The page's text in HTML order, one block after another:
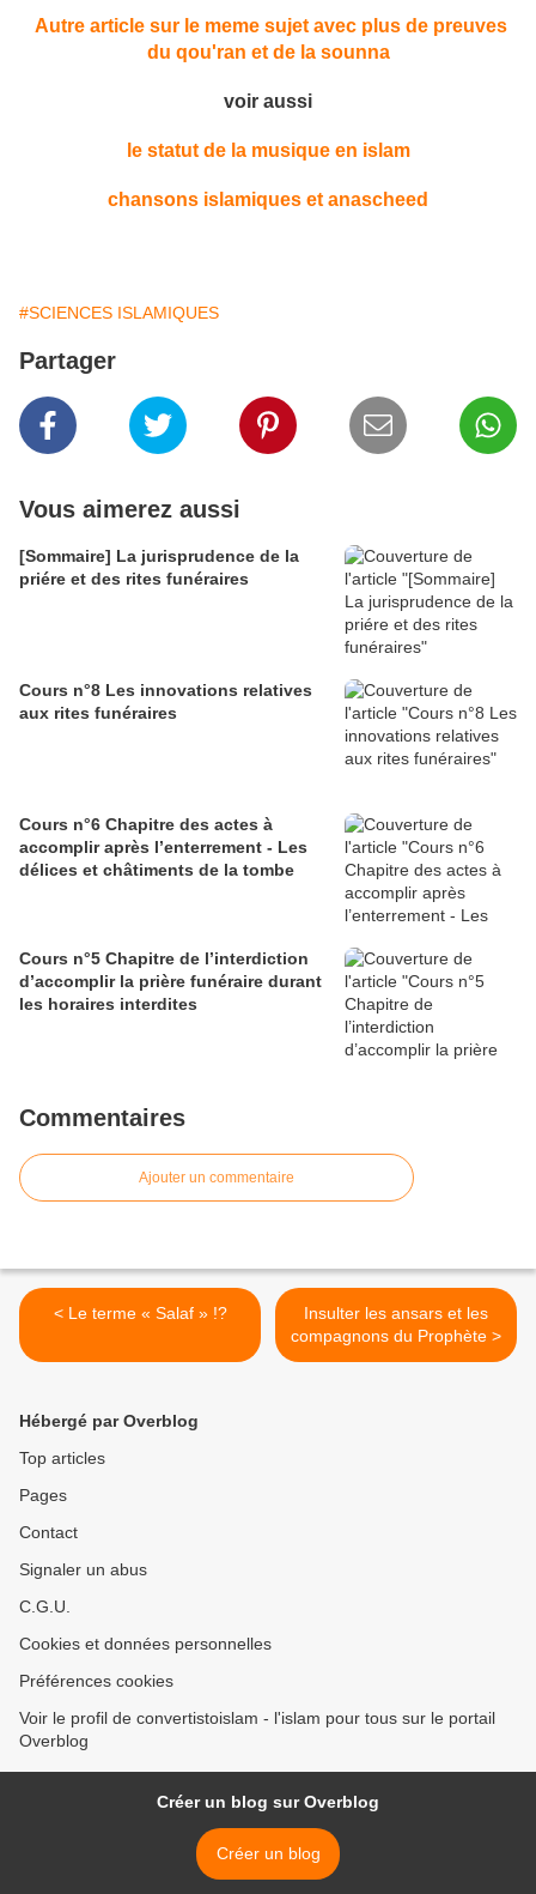
Autre article sur le meme sujet avec plus de preuves
du qou'ran et de la sounna
voir aussi
le statut de la musique en islam
chansons islamiques et anascheed
#SCIENCES ISLAMIQUES
Partager
Vous aimerez aussi
[Sommaire] La jurisprudence de la
priére et des rites funéraires
Cours n°8 Les innovations relatives
aux rites funéraires
Cours n°6 Chapitre des actes à
accomplir après l’enterrement - Les
délices et châtiments de la tombe
Cours n°5 Chapitre de l’interdiction
d’accomplir la prière funéraire durant
les horaires interdites
Commentaires
Ajouter un commentaire
< Le terme « Salaf » !?
Insulter les ansars et les
compagnons du Prophète >
Hébergé par Overblog
Top articles
Pages
Contact
Signaler un abus
C.G.U.
Cookies et données personnelles
Préférences cookies
Voir le profil de convertistoislam - l'islam pour tous sur le portail
Overblog
Créer un blog sur Overblog
Créer un blog